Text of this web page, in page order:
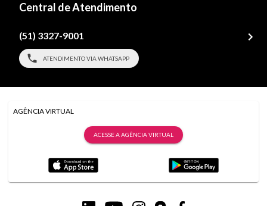
Central de Atendimento
(51) 3327-9001
ATENDIMENTO VIA WHATSAPP
AGÊNCIA VIRTUAL
ACESSE A AGÊNCIA VIRTUAL